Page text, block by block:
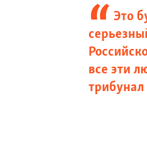
Это
все эти
трибунал